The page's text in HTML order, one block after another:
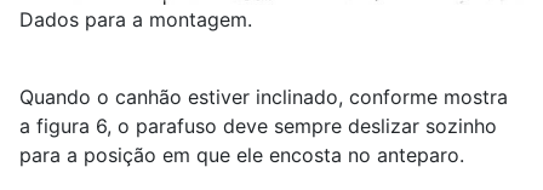
Dados para a montagem.
Quando o canhão estiver inclinado, conforme mostra
a figura 6, o parafuso deve sempre deslizar sozinho
para a posição em que ele encosta no anteparo.